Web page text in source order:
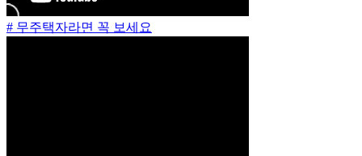
# 무주택자라면 꼭 보세요